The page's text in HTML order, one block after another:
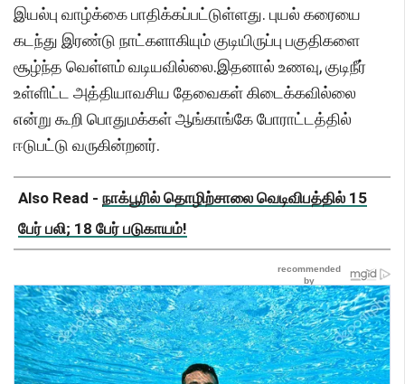
இயல்பு வாழ்க்கை பாதிக்கப்பட்டுள்ளது. புயல் கரையை
கடந்து இரண்டு நாட்களாகியும் குடியிருப்பு பகுதிகளை
சூழ்ந்த வெள்ளம் வடியவில்லை.இதனால் உணவு, குடிநீர்
உள்ளிட்ட அத்தியாவசிய தேவைகள் கிடைக்கவில்லை
என்று கூறி பொதுமக்கள் ஆங்காங்கே போராட்டத்தில்
ஈடுபட்டு வருகின்றனர்.
Also Read - நாக்பூரில் தொழிற்சாலை வெடிவிபத்தில் 15
பேர் பலி; 18 பேர் படுகாயம்!